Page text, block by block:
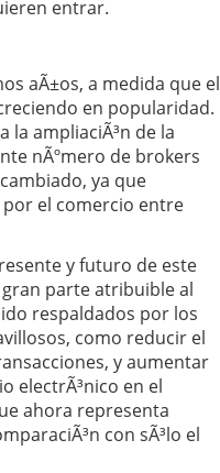
entrar.
aÃ±os, a medida que el
en popularidad.
la ampliaciÃ³n de la
nÃºmero de brokers
ya que
el comercio entre
y futuro de este
parte atribuible al
respaldados por los
como reducir el
y aumentar
electrÃ³nico en el
ahora representa
con sÃ³lo el